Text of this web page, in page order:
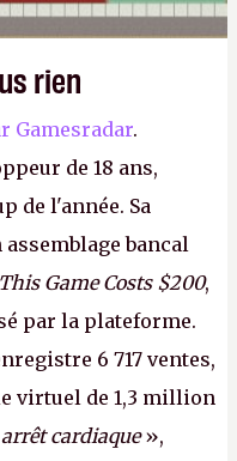
rien
Gamesradar.
de 18 ans,
de l'année. Sa
assemblage bancal
This Game Costs $200,
par la plateforme.
6 717 ventes,
virtuel de 1,3 million
cardiaque»,